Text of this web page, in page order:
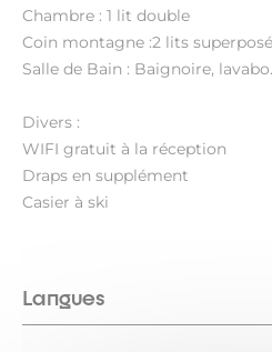
Chambre : 1 lit double
Coin montagne :2 lits
Salle de Bain : Baignoire,
Divers :
WIFI gratuit à la réception
Draps en supplément
Casier à ski
Langues